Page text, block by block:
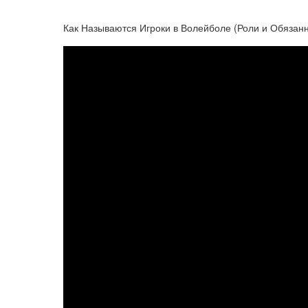
Как Называются Игроки в Волейболе (Роли и